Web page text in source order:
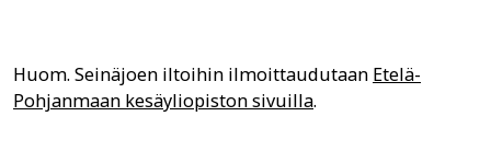
Huom. Seinäjoen iltoihin ilmoittaudutaan Etelä-
Pohjanmaan kesäyliopiston sivuilla.